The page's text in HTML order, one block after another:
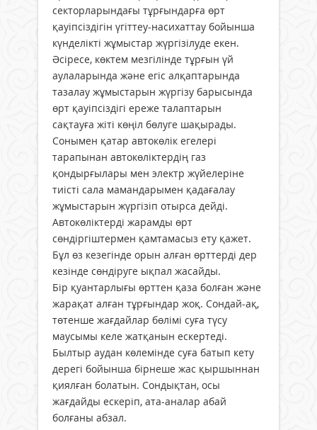
секторларындағы тұрғындарға өрт
қауіпсіздігін үгіттеу-насихаттау бойынша
күнделікті жұмыстар жүргізілуде екен.
Әсіресе, көктем мезгілінде тұрғын үй
аулаларында және егіс алқаптарында
тазалау жұмыстарын жүргізу барысында
өрт қауіпсіздігі ереже талаптарын
сақтауға жіті көңіл бөлуге шақырады.
Сонымен қатар автокөлік егелері
тарапынан автокөліктердің газ
қондырғылары мен электр жүйелеріне
тиісті сала мамандарымен қадағалау
жұмыстарын жүргізіп отырса дейді.
Автокөліктерді жарамды өрт
сөндіргіштермен қамтамасыз ету қажет.
Бұл өз кезегінде орын алған өрттерді дер
кезінде сөндіруге ықпал жасайды.
Бір қуантарлығы өрттен қаза болған және
жарақат алған тұрғындар жоқ. Сондай-ақ,
төтенше жағдайлар бөлімі суға түсу
маусымы келе жатқанын ескертеді.
Былтыр аудан көлемінде суға батып кету
дерегі бойынша бірнеше жас қыршыннан
қиялған болатын. Сондықтан, осы
жағдайды ескеріп, ата-аналар абай
болғаны абзал.